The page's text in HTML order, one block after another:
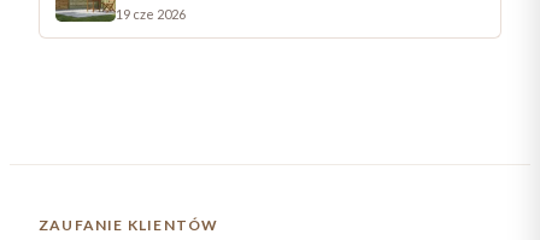
19 cze 2026
ZAUFANIE KLIENTÓW